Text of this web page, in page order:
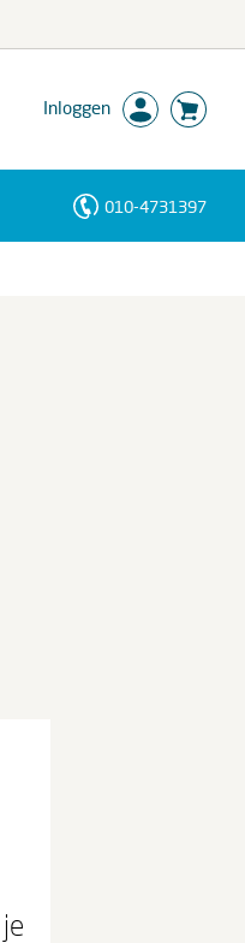
Inloggen
010-4731397